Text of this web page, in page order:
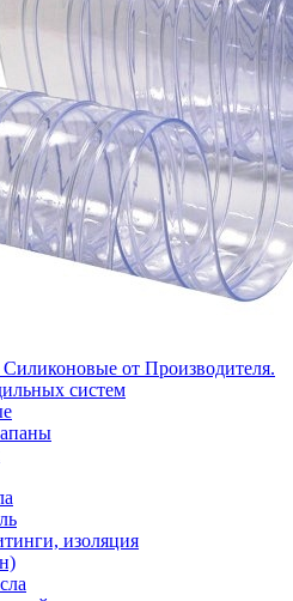
от Производителя.
систем
изоляция